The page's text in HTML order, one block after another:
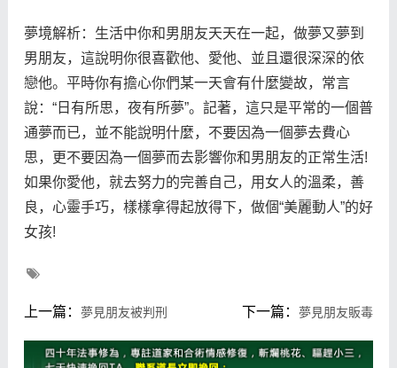
夢境解析：生活中你和男朋友天天在一起，做夢又夢到
男朋友，這說明你很喜歡他、愛他、並且還很深深的依
戀他。平時你有擔心你們某一天會有什麼變故，常言
說：“日有所思，夜有所夢”。記著，這只是平常的一個普
通夢而已，並不能說明什麼，不要因為一個夢去費心
思，更不要因為一個夢而去影響你和男朋友的正常生活!
如果你愛他，就去努力的完善自己，用女人的溫柔，善
良，心靈手巧，樣樣拿得起放得下，做個“美麗動人”的好
女孩!
上一篇： 夢見朋友被判刑 下一篇：夢見朋友販毒